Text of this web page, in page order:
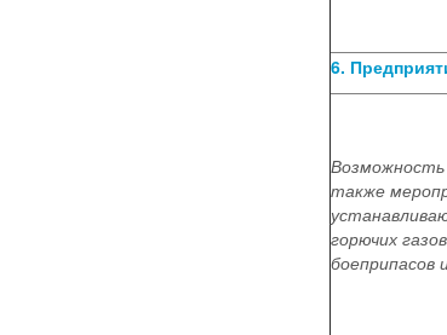
6.
Возможность
также
горючих
боеприпасов